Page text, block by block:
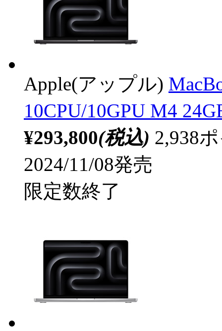
Apple(アップル)
10CPU/10GPU M4
¥293,800(税込) 2,938
2024/11/08発売
限定数終了